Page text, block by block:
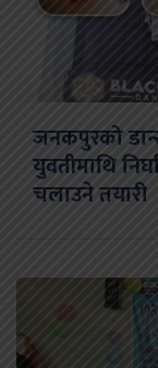
जनकपुरको
युवतीमाथि
चलाउने तयारी